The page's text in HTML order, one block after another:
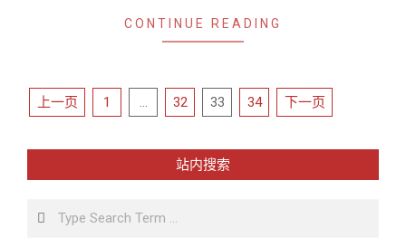
CONTINUE READING
文
航
上一页 1 … 32 33 34 下一页
站内搜索